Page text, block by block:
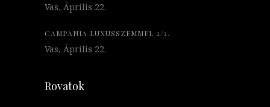
Vas, Április 22.
CAMPANIA LUXUSSZEMMEL 2/2.
Vas, Április 22.
Rovatok